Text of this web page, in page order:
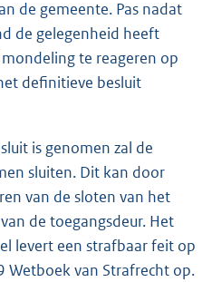
de gemeente. Pas nadat
de gelegenheid heeft
te reageren op
definitieve besluit
is genomen zal de
sluiten. Dit kan door
van de sloten van het
de toegangsdeur. Het
levert een strafbaar feit op
Wetboek van Strafrecht op.